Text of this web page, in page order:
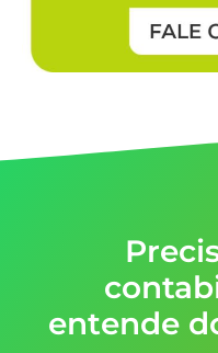
entende